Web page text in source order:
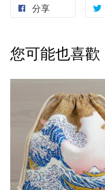
分享
您可能也喜歡